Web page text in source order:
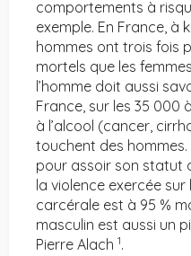
comportements à
exemple. En France, à
hommes ont trois fois
mortels que les
l’homme doit aussi
France, sur les 35 000
à l’alcool (cancer,
touchent des
pour assoir son statut
la violence exercée
carcérale est à 95 %
masculin est aussi un
Pierre Alach 1.